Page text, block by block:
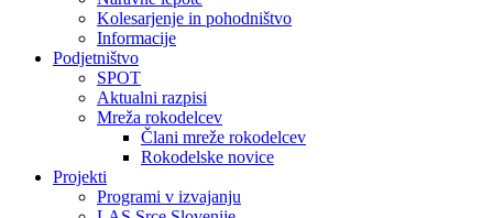
Kolesarjenje in pohodništvo
Informacije
Podjetništvo
SPOT
Aktualni razpisi
Mreža rokodelcev
Člani mreže rokodelcev
Rokodelske novice
Projekti
Programi v izvajanju